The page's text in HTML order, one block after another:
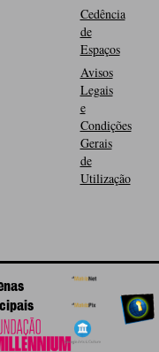
Cedência
de
Espaços
Avisos
Legais
e
Condições
Gerais
de
Utilização